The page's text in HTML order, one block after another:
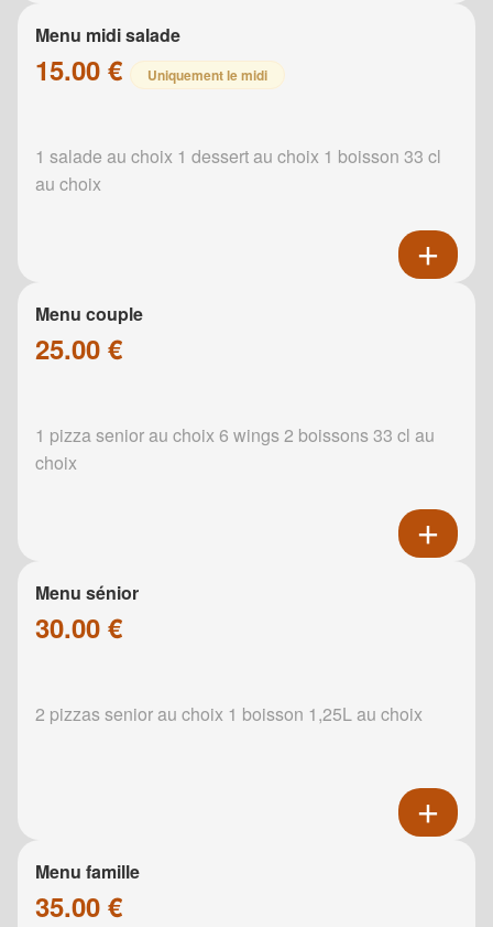
Menu midi salade
15.00 € Uniquement le midi
1 salade au choix 1 dessert au choix 1 boisson 33 cl
au choix
Menu couple
25.00 €
1 pizza senior au choix 6 wings 2 boissons 33 cl au
choix
Menu sénior
30.00 €
2 pizzas senior au choix 1 boisson 1,25L au choix
Menu famille
35.00 €